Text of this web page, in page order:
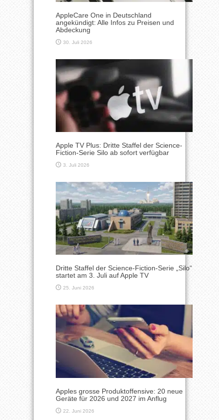
AppleCare One in Deutschland
angekündigt: Alle Infos zu Preisen und
Abdeckung
30. Juli 2026
Apple TV Plus: Dritte Staffel der Science-
Fiction-Serie Silo ab sofort verfügbar
3. Juli 2026
Dritte Staffel der Science-Fiction-Serie „Silo“
startet am 3. Juli auf Apple TV
25. Juni 2026
Apples grosse Produktoffensive: 20 neue
Geräte für 2026 und 2027 im Anflug
22. Juni 2026